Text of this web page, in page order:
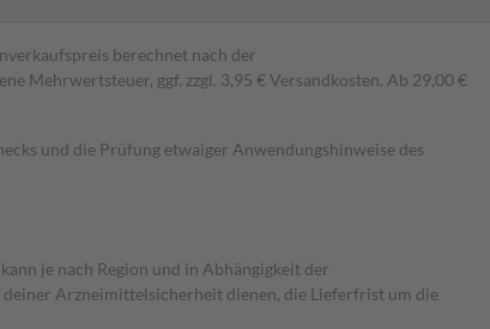
berechnet nach der
Mehrwertsteuer, ggf. zzgl. 3,95 € Versandkosten. Ab 29,00 €
und die Prüfung etwaiger Anwendungshinweise des
je nach Region und in Abhängigkeit der
Arzneimittelsicherheit dienen, die Lieferfrist um die